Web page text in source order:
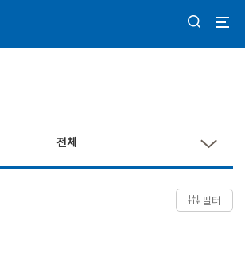
전체
필터